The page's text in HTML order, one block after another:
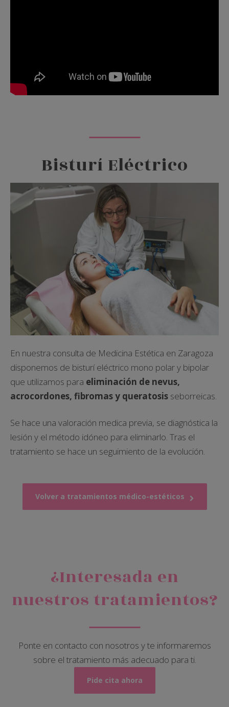
Bisturí Eléctrico
En nuestra consulta de Medicina Estética en Zaragoza
disponemos de bisturí eléctrico mono polar y bipolar
que utilizamos para eliminación de nevus,
acrocordones, fibromas y queratosis seborreicas.
Se hace una valoración medica previa, se diagnóstica la
lesión y el método idóneo para eliminarlo. Tras el
tratamiento se hace un seguimiento de la evolución.
Volver a tratamientos médico-estéticos
¿Interesada en
nuestros tratamientos?
Ponte en contacto con nosotros y te informaremos
sobre el tratamiento más adecuado para ti.
Pide cita ahora